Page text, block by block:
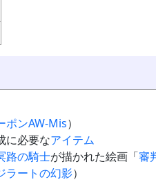
ポンAW-Mis）
に必要なアイテム
路の騎士が描かれた絵画「審
ラートの幻影）